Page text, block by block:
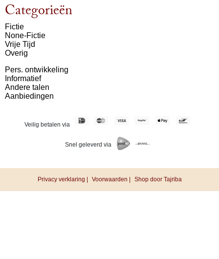
Categorieën
Fictie
None-Fictie
Vrije Tijd
Overig
Pers. ontwikkeling
Informatief
Andere talen
Aanbiedingen
Veilig betalen via
Snel geleverd via
Privacy verklaring | Voorwaarden | Shop door Tajriba